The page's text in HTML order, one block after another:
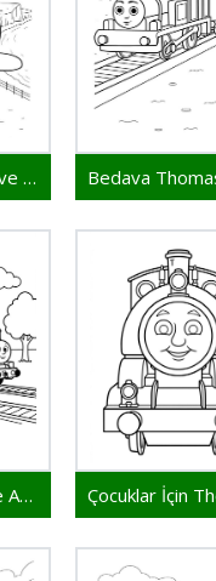
Bedava Thomas ve Arkadaşları Çocuklar İçin
Çocuk Thomas ve Arkadaşları Yazdırılabilir